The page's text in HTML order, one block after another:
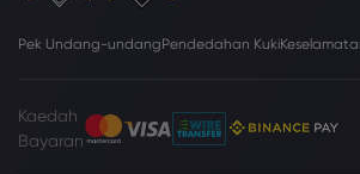
Pek Undang-undangPendedahan Kuki
Kaedah
Bayaran